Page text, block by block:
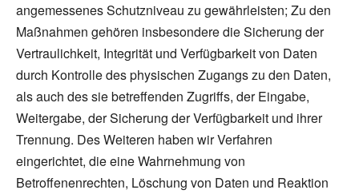
angemessenes Schutzniveau zu gewährleisten; Zu den
Maßnahmen gehören insbesondere die Sicherung der
Vertraulichkeit, Integrität und Verfügbarkeit von Daten
durch Kontrolle des physischen Zugangs zu den Daten,
als auch des sie betreffenden Zugriffs, der Eingabe,
Weitergabe, der Sicherung der Verfügbarkeit und ihrer
Trennung. Des Weiteren haben wir Verfahren
eingerichtet, die eine Wahrnehmung von
Betroffenenrechten, Löschung von Daten und Reaktion